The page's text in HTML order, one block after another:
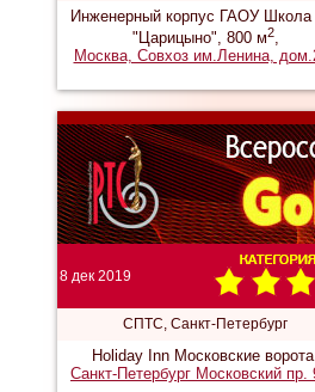
Инженерный корпус ГАОУ Школа
"Царицыно", 800 м2,
Москва, Совхоз им.Ленина,
8 дек 2019
СПТС, Санкт-Петербург
Holiday Inn Московские
Санкт-Петербург Московский пр.